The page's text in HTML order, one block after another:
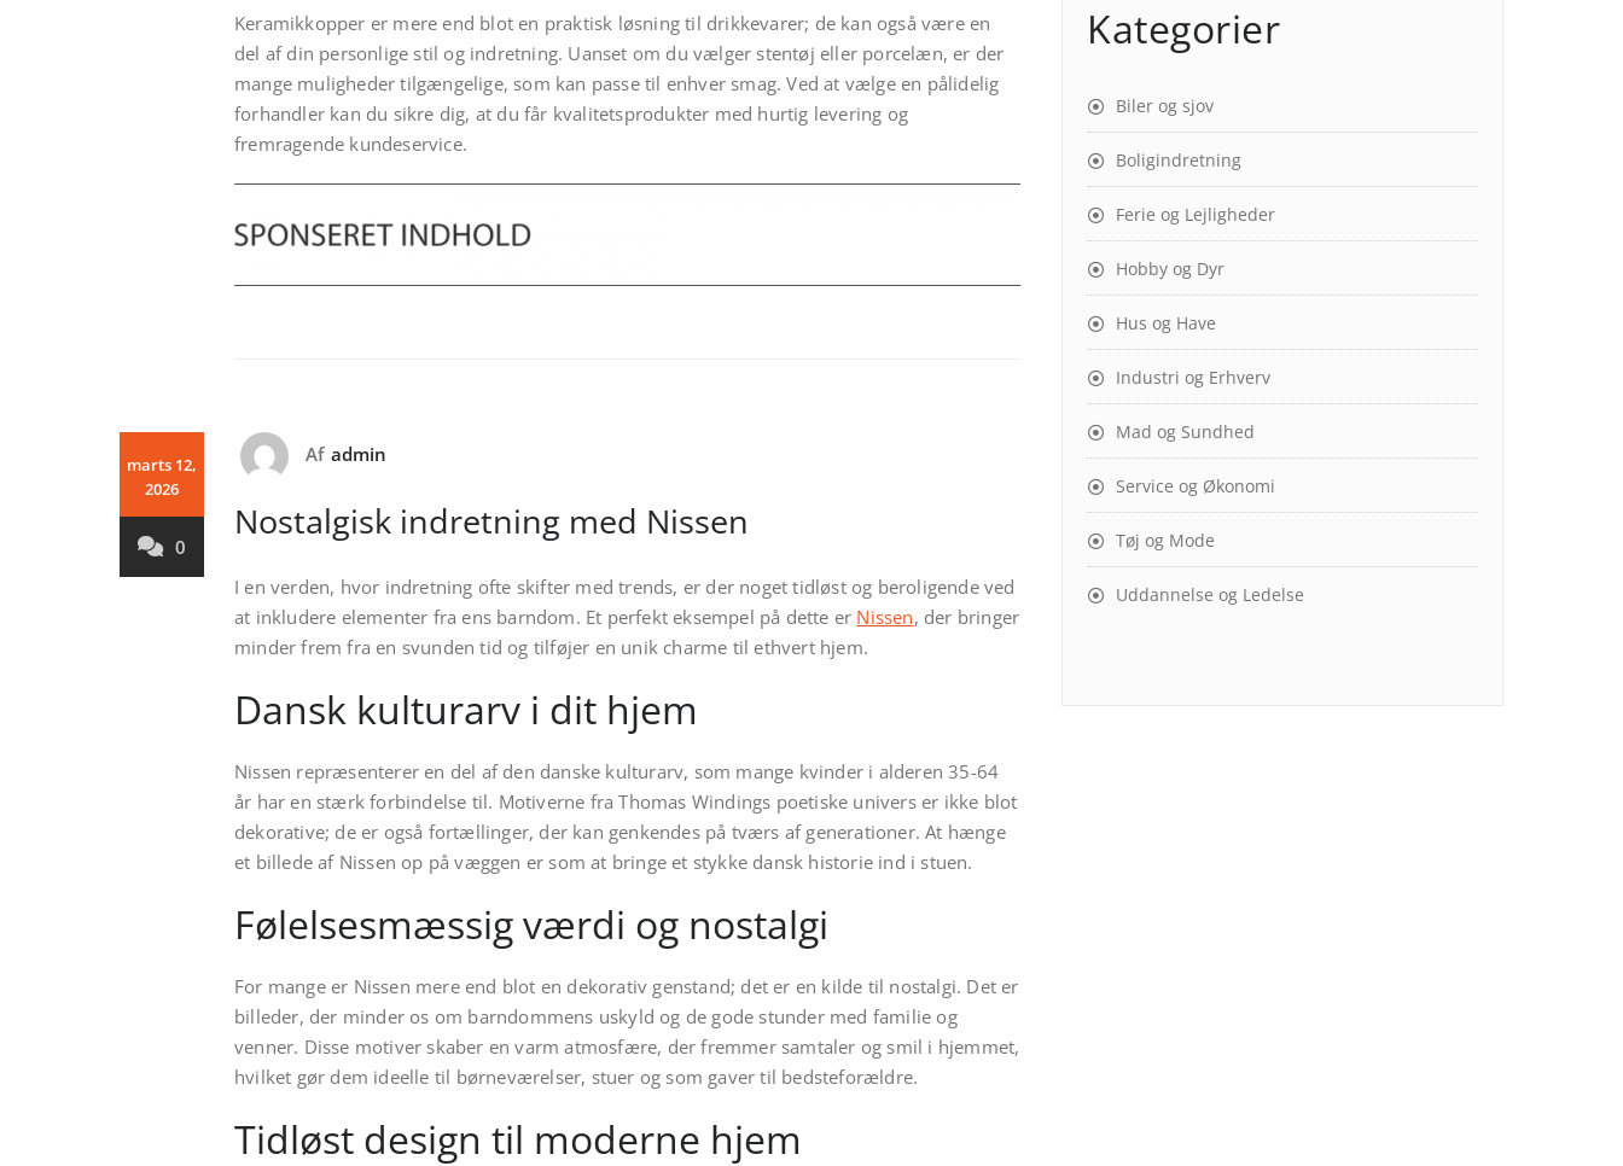
Keramikkopper er mere end blot en praktisk løsning til drikkevarer; de kan også være en
del af din personlige stil og indretning. Uanset om du vælger stentøj eller porcelæn, er der
mange muligheder tilgængelige, som kan passe til enhver smag. Ved at vælge en pålidelig
forhandler kan du sikre dig, at du får kvalitetsprodukter med hurtig levering og
fremragende kundeservice.
marts 12,
2026
0
Af admin
Nostalgisk indretning med Nissen
I en verden, hvor indretning ofte skifter med trends, er der noget tidløst og beroligende ved
at inkludere elementer fra ens barndom. Et perfekt eksempel på dette er Nissen, der bringer
minder frem fra en svunden tid og tilføjer en unik charme til ethvert hjem.
Dansk kulturarv i dit hjem
Nissen repræsenterer en del af den danske kulturarv, som mange kvinder i alderen 35-64
år har en stærk forbindelse til. Motiverne fra Thomas Windings poetiske univers er ikke blot
dekorative; de er også fortællinger, der kan genkendes på tværs af generationer. At hænge
et billede af Nissen op på væggen er som at bringe et stykke dansk historie ind i stuen.
Følelsesmæssig værdi og nostalgi
For mange er Nissen mere end blot en dekorativ genstand; det er en kilde til nostalgi. Det er
billeder, der minder os om barndommens uskyld og de gode stunder med familie og
venner. Disse motiver skaber en varm atmosfære, der fremmer samtaler og smil i hjemmet,
hvilket gør dem ideelle til børneværelser, stuer og som gaver til bedsteforældre.
Tidløst design til moderne hjem
Kategorier
Biler og sjov
Boligindretning
Ferie og Lejligheder
Hobby og Dyr
Hus og Have
Industri og Erhverv
Mad og Sundhed
Service og Økonomi
Tøj og Mode
Uddannelse og Ledelse